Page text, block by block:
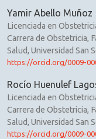
Yamir Abello Muñoz
Licenciada en
Carrera de Obstetricia,
Salud, Universidad San
https://orcid.org/0009-
Rocío Huenulef
Licenciada en
Carrera de Obstetricia,
Salud, Universidad San
https://orcid.org/0009-